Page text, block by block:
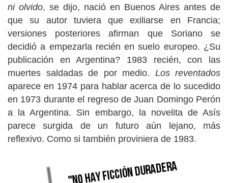
ni olvido, se dijo, nació en Buenos Aires antes de
que su autor tuviera que exiliarse en Francia;
versiones posteriores afirman que Soriano se
decidió a empezarla recién en suelo europeo. ¿Su
publicación en Argentina? 1983 recién, con las
muertes saldadas de por medio. Los reventados
aparece en 1974 para hablar acerca de lo sucedido
en 1973 durante el regreso de Juan Domingo Perón
a la Argentina. Sin embargo, la novelita de Asís
parece surgida de un futuro aún lejano, más
reflexivo. Como si también proviniera de 1983.